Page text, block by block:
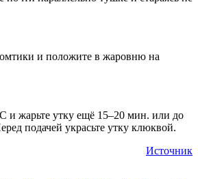
и положите в жаровню на
и жарьте утку ещё 15–20 мин. или до
подачей украсьте утку клюквой.
Источник